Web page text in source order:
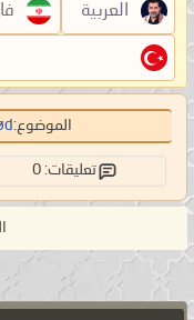
العربية
الموضوع:
تعليقات: 0